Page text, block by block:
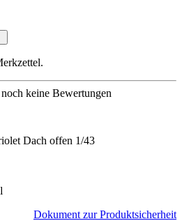
keine Bewertungen
Dach offen 1/43
Dokument zur Produktsicherheit